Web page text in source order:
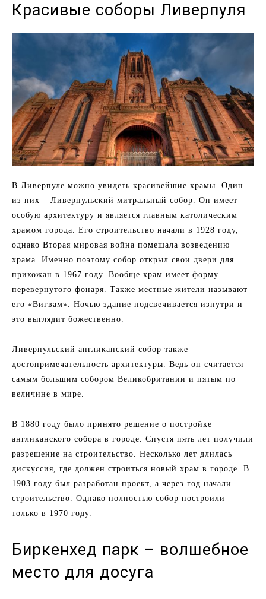
Красивые соборы Ливерпуля
В Ливерпуле можно увидеть красивейшие храмы. Один
из них – Ливерпульский митральный собор. Он имеет
особую архитектуру и является главным католическим
храмом города. Его строительство начали в 1928 году,
однако Вторая мировая война помешала возведению
храма. Именно поэтому собор открыл свои двери для
прихожан в 1967 году. Вообще храм имеет форму
перевернутого фонаря. Также местные жители называют
его «Вигвам». Ночью здание подсвечивается изнутри и
это выглядит божественно.
Ливерпульский англиканский собор также
достопримечательность архитектуры. Ведь он считается
самым большим собором Великобритании и пятым по
величине в мире.
В 1880 году было принято решение о постройке
англиканского собора в городе. Спустя пять лет получили
разрешение на строительство. Несколько лет длилась
дискуссия, где должен строиться новый храм в городе. В
1903 году был разработан проект, а через год начали
строительство. Однако полностью собор построили
только в 1970 году.
Биркенхед парк – волшебное
место для досуга